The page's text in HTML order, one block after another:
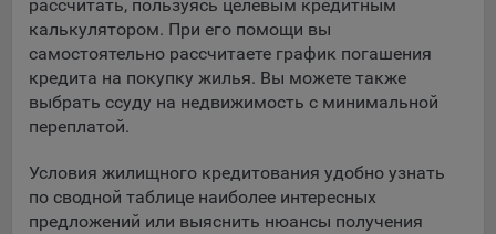
Подобные функции улучшают условия работы
пользователей с сайтом.
9.3. Файлы cookie предпочтений, например, для настройки
контента. Данные файлы cookie собирают информацию о
выборе пользователя на сайте и его предпочтениях и
выбранном пользователем городе и других местных
настройках для того, чтобы соответствующим образом
настраивать сайт.
рассчитать, пользуясь целевым кредитным
калькулятором. При его помощи вы
самостоятельно рассчитаете график погашения
кредита на покупку жилья. Вы можете также
выбрать ссуду на недвижимость с минимальной
переплатой.
Условия жилищного кредитования удобно узнать
по сводной таблице наиболее интересных
предложений или выяснить нюансы получения